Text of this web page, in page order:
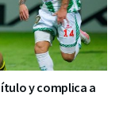
y complica a